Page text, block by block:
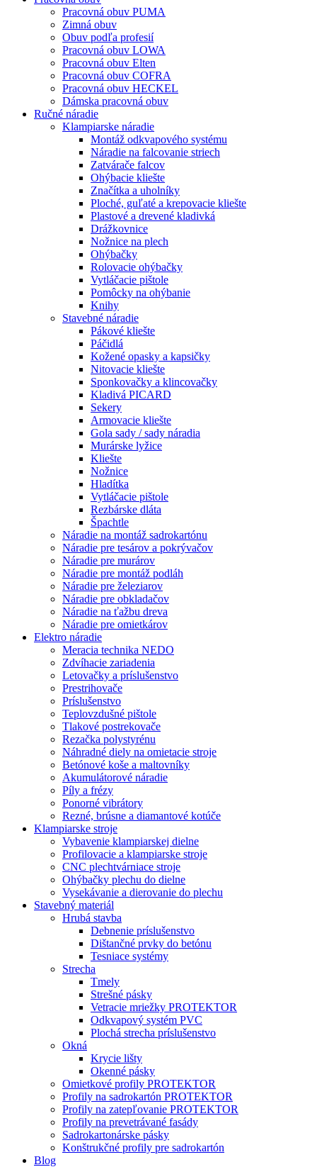
Pracovná obuv PUMA
Zimná obuv
Obuv podľa profesií
Pracovná obuv LOWA
Pracovná obuv Elten
Pracovná obuv COFRA
Pracovná obuv HECKEL
Dámska pracovná obuv
Ručné náradie
Klampiarske náradie
Montáž odkvapového systému
Náradie na falcovanie striech
Zatvárače falcov
Ohýbacie kliešte
Značítka a uholníky
Ploché, guľaté a krepovacie kliešte
Plastové a drevené kladivká
Drážkovnice
Nožnice na plech
Ohýbačky
Rolovacie ohýbačky
Vytláčacie pištole
Pomôcky na ohýbanie
Knihy
Stavebné náradie
Pákové kliešte
Páčidlá
Kožené opasky a kapsičky
Nitovacie kliešte
Sponkovačky a klincovačky
Kladivá PICARD
Sekery
Armovacie kliešte
Gola sady / sady náradia
Murárske lyžice
Kliešte
Nožnice
Hladítka
Vytláčacie pištole
Rezbárske dláta
Špachtle
Náradie na montáž sadrokartónu
Náradie pre tesárov a pokrývačov
Náradie pre murárov
Náradie pre montáž podláh
Náradie pre železiarov
Náradie pre obkladačov
Náradie na ťažbu dreva
Náradie pre omietkárov
Elektro náradie
Meracia technika NEDO
Zdvíhacie zariadenia
Letovačky a príslušenstvo
Prestrihovače
Príslušenstvo
Teplovzdušné pištole
Tlakové postrekovače
Rezačka polystyrénu
Náhradné diely na omietacie stroje
Betónové koše a maltovníky
Akumulátorové náradie
Píly a frézy
Ponorné vibrátory
Rezné, brúsne a diamantové kotúče
Klampiarske stroje
Vybavenie klampiarskej dielne
Profilovacie a klampiarske stroje
CNC plechtvárniace stroje
Ohýbačky plechu do dielne
Vysekávanie a dierovanie do plechu
Stavebný materiál
Hrubá stavba
Debnenie príslušenstvo
Dištančné prvky do betónu
Tesniace systémy
Strecha
Tmely
Strešné pásky
Vetracie mriežky PROTEKTOR
Odkvapový systém PVC
Plochá strecha príslušenstvo
Okná
Krycie lišty
Okenné pásky
Omietkové profily PROTEKTOR
Profily na sadrokartón PROTEKTOR
Profily na zatepľovanie PROTEKTOR
Profily na prevetrávané fasády
Sadrokartonárske pásky
Konštrukčné profily pre sadrokartón
Blog